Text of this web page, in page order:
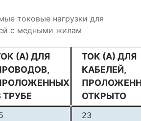
токовые нагрузки для
с медными жилам
(А) ДЛЯ
ТРУБЕ
ТОК (А) ДЛЯ
КАБЕЛЕЙ,
ОТКРЫТО
23